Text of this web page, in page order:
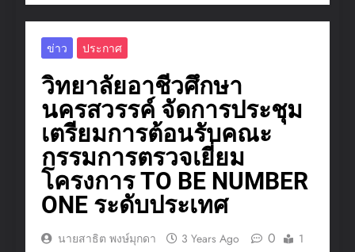
2 Weeks Ago
โครงสร้างการบริหาร
2 Weeks Ago
ประกาศเจตนารมณ์นโยบาย
No Gift Policy: งดรับ งดให้
ของขวัญและของกำนัลทุก
ชนิด
3 Weeks Ago
รับสมัครเยาวชนหัวใจรักษ์
กล้าพันธุ์ใหม่ GEN 3”
3 Weeks Ago
ข่าว ประกาศ
วิทยาลัยอาชีวศึกษา
นครสวรรค์ จัดการประชุม
เตรียมการต้อนรับคณะ
กรรมการตรวจเยี่ยม
โครงการ TO BE NUMBER
ONE ระดับประเทศ
นายสาธิต พงษ์มุกดา 3 Years Ago 0
1